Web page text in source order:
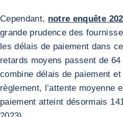
Cependant, notre enquête
grande prudence des
les délais de paiement dans
retards moyens passent de
combine délais de paiement
règlement, l’attente moyenne
paiement atteint désormais